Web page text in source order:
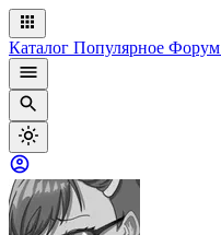
Каталог Популярное Форум